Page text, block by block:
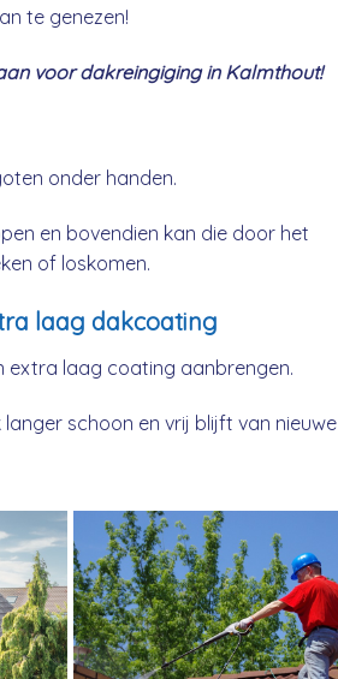
te genezen!
voor dakreingiging in Kalmthout!
onder handen.
en bovendien kan die door het
of loskomen.
laag dakcoating
extra laag coating aanbrengen.
schoon en vrij blijft van nieuwe